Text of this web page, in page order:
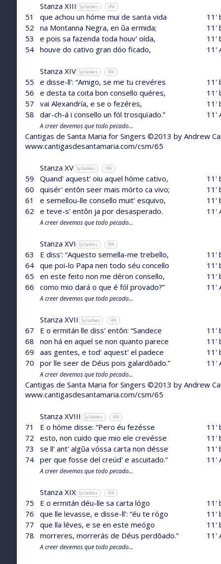
Stanza XIII Syllables IPA
51 que achou un hóme mui de santa vida
11'
52
na Montanna Negra, en ũa ermida;
11'
53
e pois sa fazenda toda houv' oída,
11'
54
houve do cativo gran dóo ficado, 11'
Stanza XIV Syllables IPA
55 e disse-ll': “Amigo, se me tu crevéres
11'
56
e desta ta coita bon consello quéres,
11'
57
vai Alexandría, e se o fezéres,
11'
58
dar-ch-á i consello un fól trosquïado.” 11'
A creer devemos que todo pecado...
Cantigas de Santa Maria for Singers ©2013 by Andrew
www.cantigasdesantamaria.com/csm/65
Stanza XV Syllables IPA
59 Quand' aquest' oiu aquel hóme cativo,
11'
60
quisér' entôn seer mais mórto ca vivo;
11'
61
e semellou-lle consello muit' esquivo,
11'
62
e teve-s' entôn ja por desasperado. 11'
A creer devemos que todo pecado...
Stanza XVI Syllables IPA
63 E diss': “Aquesto semella-me trebello,
11'
64
que poi-lo Papa nen todo séu concello
11'
65
en este feito non me déron consello,
11'
66
como mio dará o que é fól provado?” 11'
A creer devemos que todo pecado...
Stanza XVII Syllables IPA
67 E o ermitán lle diss' entôn: “Sandece
11'
68
non há en aquel se non quanto parece
11'
69
aas gentes, e tod' aquest' el padece
11'
70
por lle seer de Déus pois galardõado.” 11'
A creer devemos que todo pecado...
Cantigas de Santa Maria for Singers ©2013 by Andrew
www.cantigasdesantamaria.com/csm/65
Stanza XVIII Syllables IPA
71 E o hóme disse: “Pero éu fezésse
11'
72
esto, non cuido que mio ele crevésse
11'
73
se ll' ant' algũa vóssa carta non désse
11'
74
per que fosse del creúd' e ascuitado.” 11'
A creer devemos que todo pecado...
Stanza XIX Syllables IPA
75 E o ermitán déu-lle sa carta lógo
11'
76
que lle levasse, e disse-ll': “éu te rógo
11'
77
que lla léves, e se en este meógo
11'
78
morreres, morrerás de Déus perdõado.” 11'
A creer devemos que todo pecado...